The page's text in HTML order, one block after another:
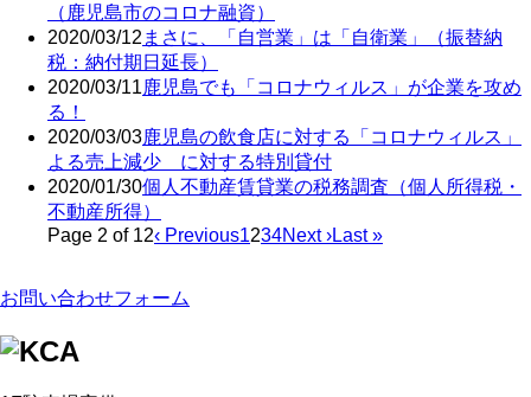
（鹿児島市のコロナ融資）
2020/03/12 まさに、「自営業」は「自衛業」（振替納
税：納付期日延長）
2020/03/11鹿児島でも「コロナウィルス」が企業を攻め
る！
2020/03/03鹿児島の飲食店に対する「コロナウィルス」
よる売上減少 に対する特別貸付
2020/01/30個人不動産賃貸業の税務調査（個人所得税・
不動産所得）
Page 2 of 12‹ Previous1234Next ›Last »
お問い合わせフォーム